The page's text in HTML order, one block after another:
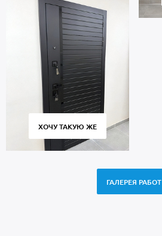
ХОЧУ ТАКУЮ ЖЕ
ГАЛЕРЕЯ РАБОТ